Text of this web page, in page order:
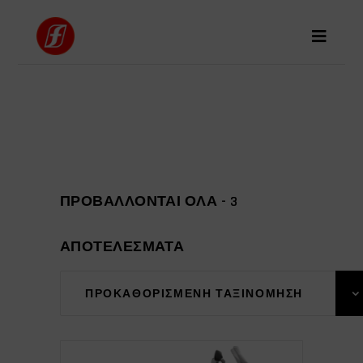
ΠΡΟΒΆΛΛΟΝΤΑΙ ΌΛΑ - 3
ΑΠΟΤΕΛΈΣΜΑΤΑ
ΠΡΟΚΑΘΟΡΙΣΜΈΝΗ ΤΑΞΙΝΌΜΗΣΗ